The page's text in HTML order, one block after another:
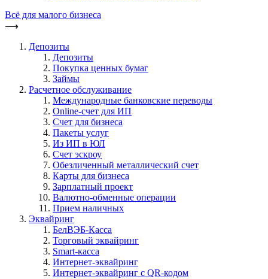
Всё для малого бизнеса
⟶
Депозиты
Депозиты
Покупка ценных бумаг
Займы
Расчетное обслуживание
Международные банковские переводы
Online-счет для ИП
Счет для бизнеса
Пакеты услуг
Из ИП в ЮЛ
Счет эскроу
Обезличенный металлический счет
Карты для бизнеса
Зарплатный проект
Валютно-обменные операции
Прием наличных
Эквайринг
БелВЭБ-Касса
Торговый эквайринг
Smart-касса
Интернет-эквайринг
Интернет-эквайринг с QR-кодом